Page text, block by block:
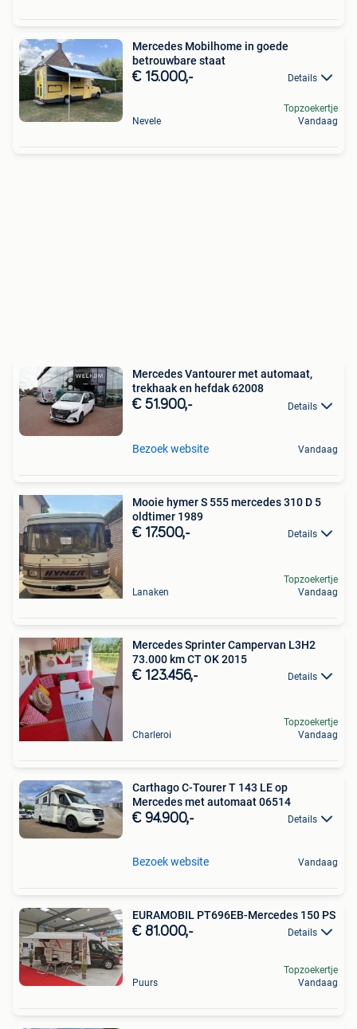
Mercedes Mobilhome in goede
betrouwbare staat
€ 15.000,- Details
Nevele
Topzoekertje
Vandaag
Mercedes Vantourer met automaat,
trekhaak en hefdak 62008
€ 51.900,- Details
Bezoek website Vandaag
Mooie hymer S 555 mercedes 310 D 5
oldtimer 1989
€ 17.500,- Details
Lanaken
Topzoekertje
Vandaag
Mercedes Sprinter Campervan L3H2
73.000 km CT OK 2015
€ 123.456,- Details
Charleroi
Topzoekertje
Vandaag
Carthago C-Tourer T 143 LE op
Mercedes met automaat 06514
€ 94.900,- Details
Bezoek website Vandaag
EURAMOBIL PT696EB-Mercedes 150 PS
€ 81.000,- Details
Puurs
Topzoekertje
Vandaag